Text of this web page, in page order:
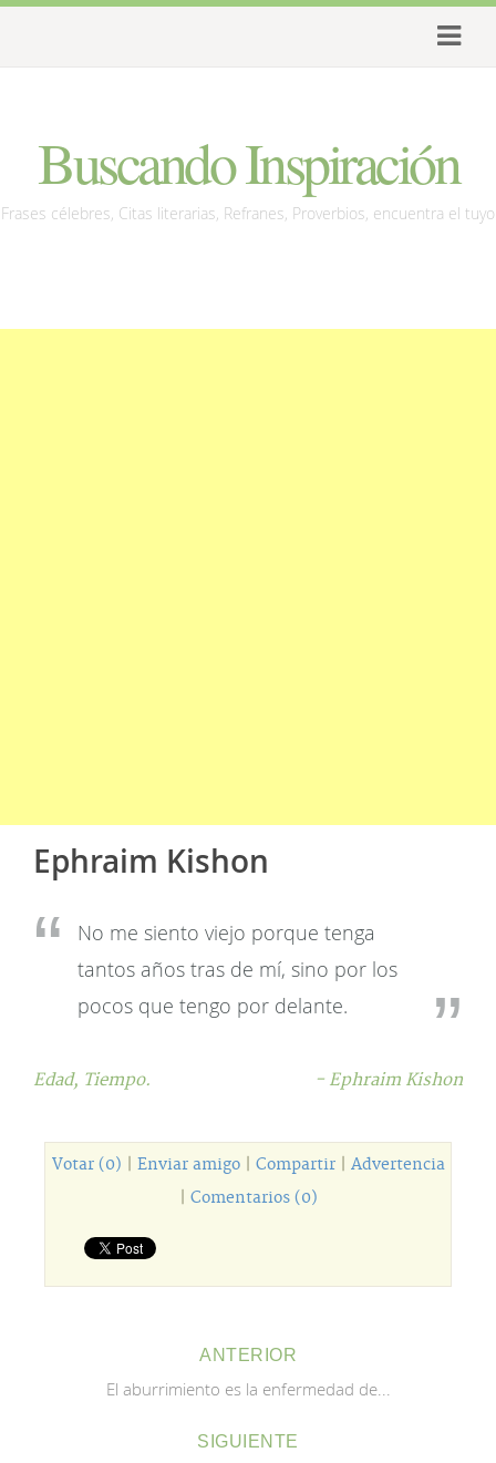
Buscando Inspiración
Frases célebres, Citas literarias, Refranes, Proverbios, encuentra el tuyo
Ephraim Kishon
No me siento viejo porque tenga
tantos años tras de mí, sino por los
pocos que tengo por delante.
Edad, Tiempo. - Ephraim Kishon
Votar (0) Enviar amigo| Compartir| Advertencia
Comentarios (0)
ANTERIOR
El aburrimiento es la enfermedad de...
SIGUIENTE